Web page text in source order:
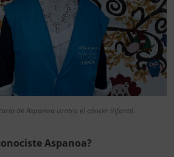
de Aspanoa contra el cáncer infantil.
Aspanoa?